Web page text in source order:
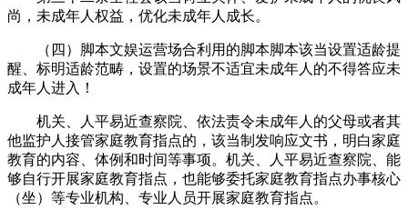
尚，未成年人权益，优化未成年人成长。
（四）脚本文娱运营场合利用的脚本脚本该当设置适龄提
醒、标明适龄范畴，设置的场景不适宜未成年人的不得答应未
成年人进入！
机关、人平易近查察院、依法责令未成年人的父母或者其
他监护人接管家庭教育指点的，该当制发响应文书，明白家庭
教育的内容、体例和时间等事项。机关、人平易近查察院、能
够自行开展家庭教育指点，也能够委托家庭教育指点办事核心
（坐）等专业机构、专业人员开展家庭教育指点。